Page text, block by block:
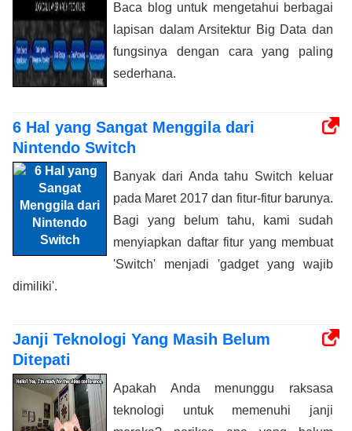
Baca blog untuk mengetahui berbagai
lapisan dalam Arsitektur Big Data dan
fungsinya dengan cara yang paling
sederhana.
6 Hal yang Sangat Menggila dari
Nintendo Switch
Banyak dari Anda tahu Switch keluar
pada Maret 2017 dan fitur-fitur barunya.
Bagi yang belum tahu, kami sudah
menyiapkan daftar fitur yang membuat
'Switch' menjadi 'gadget yang wajib
dimiliki'.
Janji Teknologi Yang Masih Belum
Ditepati
Apakah Anda menunggu raksasa
teknologi untuk memenuhi janji